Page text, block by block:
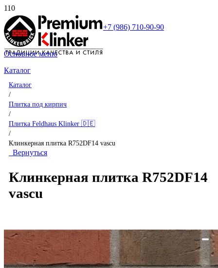
+7 (986) 710-90-90
Основное меню
Каталог
Каталог
/
Плитка под кирпич
/
Плитка Feldhaus Klinker 🇩🇪
/
Клинкерная плитка R752DF14 vascu
Вернуться
Клинкерная плитка R752DF14
vascu